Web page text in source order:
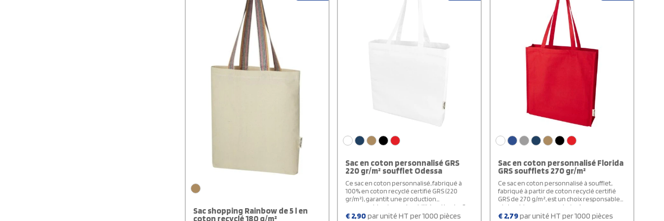
vous ne l'utilisez pas.
Sac shopping Rainbow de 5 l en
coton recyclé 180 g/m²
Sac en coton personnalisé GRS
220 gr/m² soufflet Odessa
Ce sac en coton personnalisé, fabriqué à
100% en coton recyclé certifié GRS (220
gr/m²), garantit une production
responsable et une durabilité optimale. Ses
poignées de 30 cm de long et son grand
€ 2,90 par unité HT per 1000 pièces
Sac en coton personnalisé Florida
GRS soufflets 270 gr/m²
Ce sac en coton personnalisé à soufflet,
fabriqué à partir de coton recyclé certifié
GRS de 270 g/m², est un choix responsable
et durable pour vos achats. Avec une
capacité de 14 litres et des poignées de 30
€ 2,79par unité HT per 1000 pièces